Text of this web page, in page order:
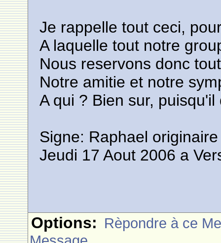
Je rappelle tout ceci,
A laquelle tout notre
Nous reservons donc
Notre amitie et notre
A qui ? Bien sur,
Signe: Raphael
Jeudi 17 Aout 2006 a
Options: Rèpondre à ce